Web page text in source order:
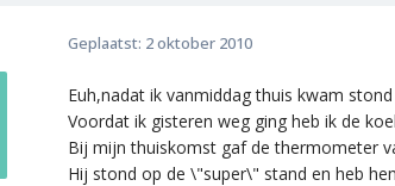
Geplaatst: 2 oktober 2010
Euh,nadat ik vanmiddag thuis kwam
Voordat ik gisteren weg ging heb ik de
Bij mijn thuiskomst gaf de thermometer
Hij stond op de \"super\" stand en heb